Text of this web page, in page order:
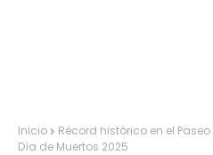
Inicio
Récord histórico en el
Día de Muertos 2025